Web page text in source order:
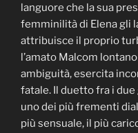
languore che la sua
femminilità di Elena gli
attribuisce il proprio
l’amato Malcom
ambiguità, esercita
fatale. Il duetto fra i due
uno dei più frementi
più sensuale, il più